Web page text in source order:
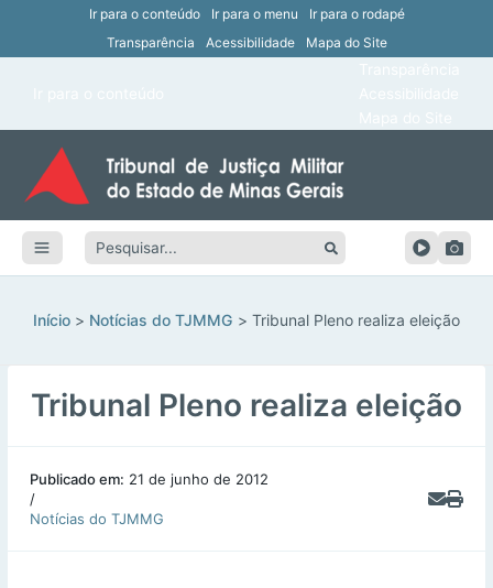
Ir para o conteúdo Ir para o menu
Ir para o rodapé
Transparência
Acessibilidade Mapa do Site
Pesquisar:
Início Notícias do TJMMG Tribunal Pleno realiza eleição
Tribunal Pleno realiza eleição
Publicado em: 21 de junho de 2012
/
Notícias do TJMMG